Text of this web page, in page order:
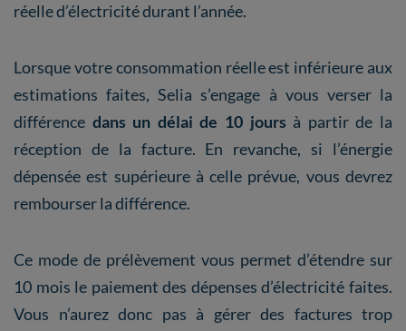
réelle d’électricité durant l’année.
Lorsque votre consommation réelle est inférieure aux
estimations faites, Selia s’engage à vous verser la
différence dans un délai de 10 jours à partir de la
réception de la facture. En revanche, si l’énergie
dépensée est supérieure à celle prévue, vous devrez
rembourser la différence.
Ce mode de prélèvement vous permet d’étendre sur
10 mois le paiement des dépenses d’électricité faites.
Vous n’aurez donc pas à gérer des factures trop